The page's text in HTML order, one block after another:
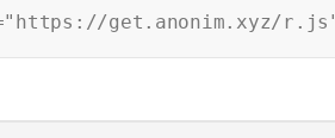
get.anonim.xyz/